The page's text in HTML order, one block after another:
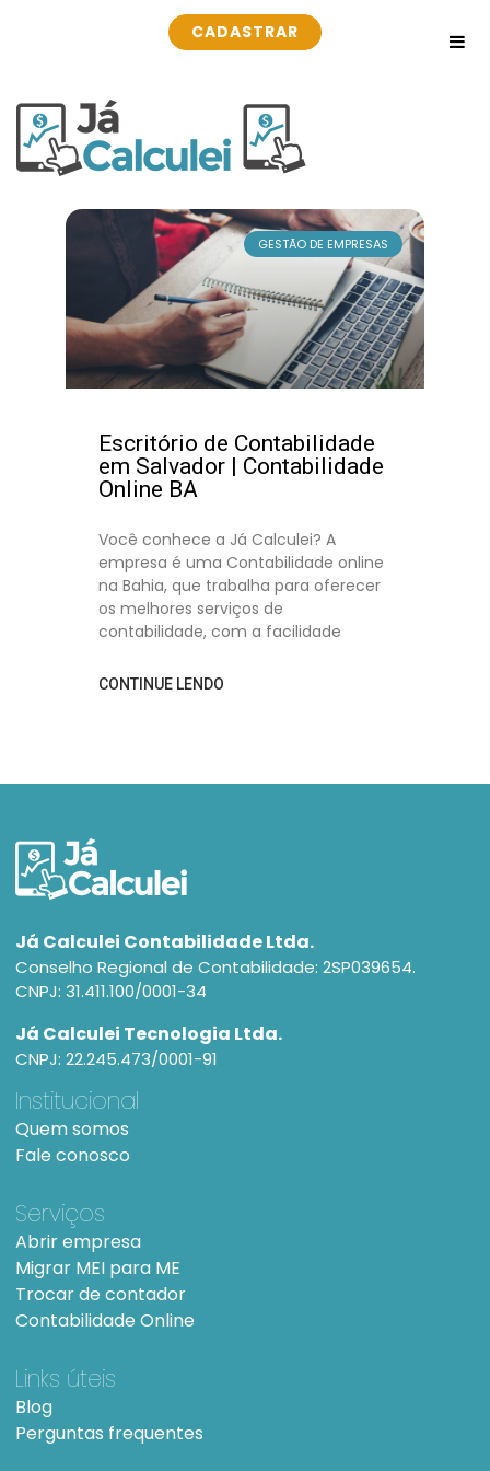
CADASTRAR
GESTÃO DE EMPRESAS
Escritório de Contabilidade
em Salvador | Contabilidade
Online BA
Você conhece a Já Calculei? A
empresa é uma Contabilidade online
na Bahia, que trabalha para oferecer
os melhores serviços de
contabilidade, com a facilidade
CONTINUE LENDO
Já Calculei Contabilidade Ltda.
Conselho Regional de Contabilidade: 2SP039654.
CNPJ: 31.411.100/0001-34
Já Calculei Tecnologia Ltda.
CNPJ: 22.245.473/0001-91
Institucional
Quem somos
Fale conosco
Serviços
Abrir empresa
Migrar MEI para ME
Trocar de contador
Contabilidade Online
Links úteis
Blog
Perguntas frequentes